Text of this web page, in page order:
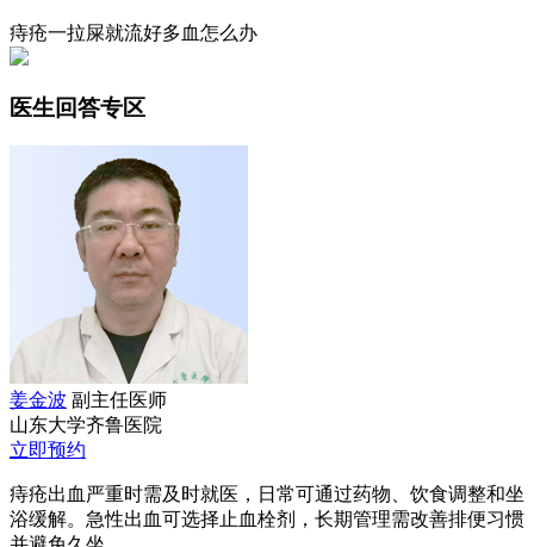
痔疮一拉屎就流好多血怎么办
医生回答专区
姜金波 副主任医师
山东大学齐鲁医院
立即预约
痔疮出血严重时需及时就医，日常可通过药物、饮食调整和坐
浴缓解。急性出血可选择止血栓剂，长期管理需改善排便习惯